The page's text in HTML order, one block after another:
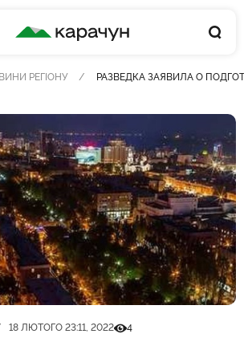
КАРАЧУН
РЕГІОНУ РАЗВЕДКА ЗАЯВИЛА О
18 ЛЮТОГО 23:11, 2022Кількість переглядів
4